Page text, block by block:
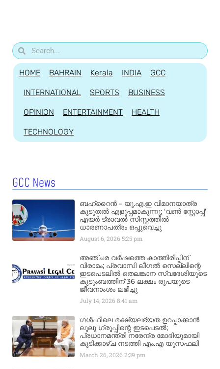
HOME BAHRAIN Kerala INDIA GCC
INTERNATIONAL SPORTS BUSINESS
OPINION ENTERTAINMENT HEALTH
TECHNOLOGY
GCC News
ബഹ്‌റൈൻ – യു.എ.ഇ വിമാനയാത്ര
കൂടുതൽ എളുപ്പമാകുന്നു; ‘വൺ സ്റ്റോപ്പ്’
എയർ ട്രാവൽ സിസ്റ്റത്തിൽ
ധാരണാപത്രം ഒപ്പുവെച്ചു
August 6, 20265:25 pm
അഞ്ചര വർഷത്തെ കാത്തിരിപ്പിന്
വിരാമം; പ്രവാസി ലീഗൽ സെല്ലിന്റെ
ഇടപെടലിൽ തെലങ്കാന സ്വദേശിയുടെ
കുടുംബത്തിന് 36 ലക്ഷം രൂപയുടെ
ജീവനാംശം ലഭിച്ചു
July 14, 20268:41 am
ഗൾഫിലെ ഭക്ഷ്യലഭ്യത ഉറപ്പാക്കാൻ
ലുലു ഗ്രൂപ്പിന്റെ ഇടപെടൽ;
പ്രധാനമന്ത്രി നരേന്ദ്ര മോദിയുമായി
കൂടിക്കാഴ്ച നടത്തി എം.എ യൂസഫലി
March 26, 20262:39 pm